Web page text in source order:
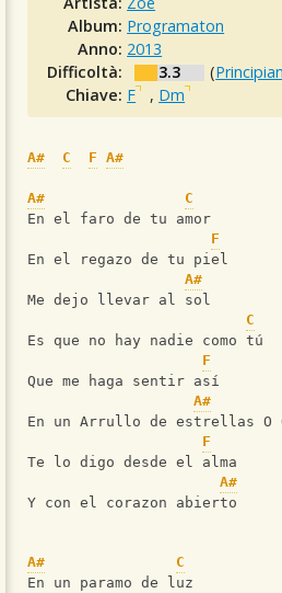
Album: Programaton
Anno: 2013
Difficoltà:
3.3 (
Chiave: F , Dm
A# C F A#
A#
C
En el faro de tu amor
F
En el regazo de tu piel
A#
Me dejo llevar al sol
C
Es que no hay nadie como tú
F
Que me haga sentir así
A#
En un Arrullo de estrellas O
F
Te lo digo desde el alma
A#
Y con el corazon abierto
A#
C
En un paramo de luz